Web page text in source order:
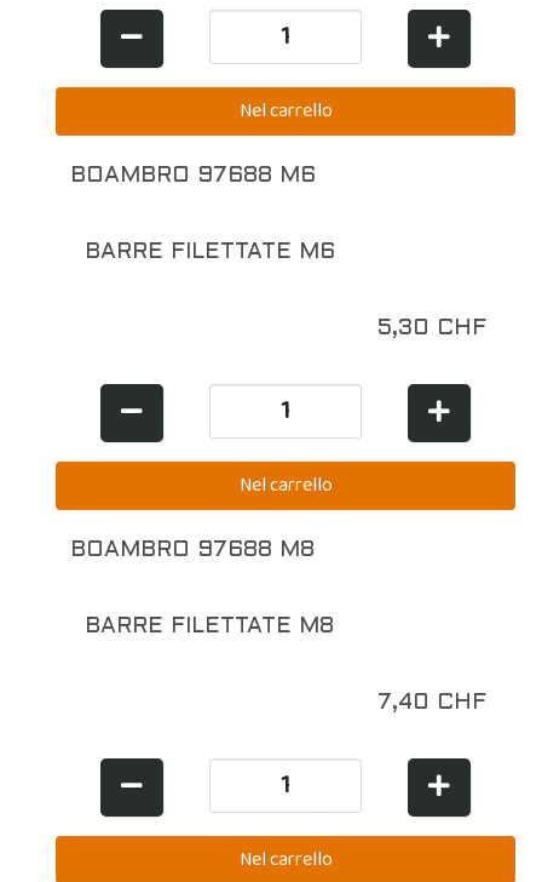
BOAMBRO 97688 M6
BARRE FILETTATE M6
5,30 CHF
BOAMBRO 97688 M8
BARRE FILETTATE M8
7,40 CHF